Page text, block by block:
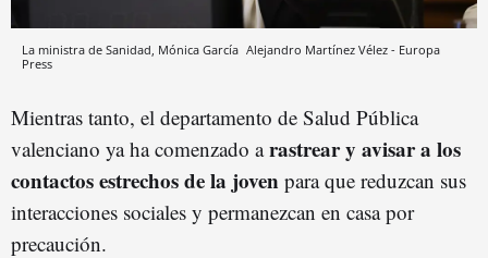
La ministra de Sanidad, Mónica García Alejandro Martínez Vélez - Europa
Press
Mientras tanto, el departamento de Salud Pública
valenciano ya ha comenzado arastrear y avisar a los
contactos estrechos de la joven para que reduzcan sus
interacciones sociales y permanezcan en casa por
precaución.